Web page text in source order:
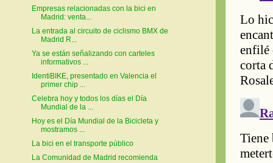
Empresas relacionadas con la bici en
Madrid: venta...
La entrada al circuito de ciclismo BMX de
Madrid R...
Ya se están señalizando con carteles
informativos ...
IdentiBIKE, presentado en Valencia el
primer chip ...
Celebra hoy y todos los días el Día
Mundial de la ...
Hoy es el Día Mundial de la Bicicleta y
mostramos ...
La bici en el transporte público
La Comunidad de Madrid recomienda